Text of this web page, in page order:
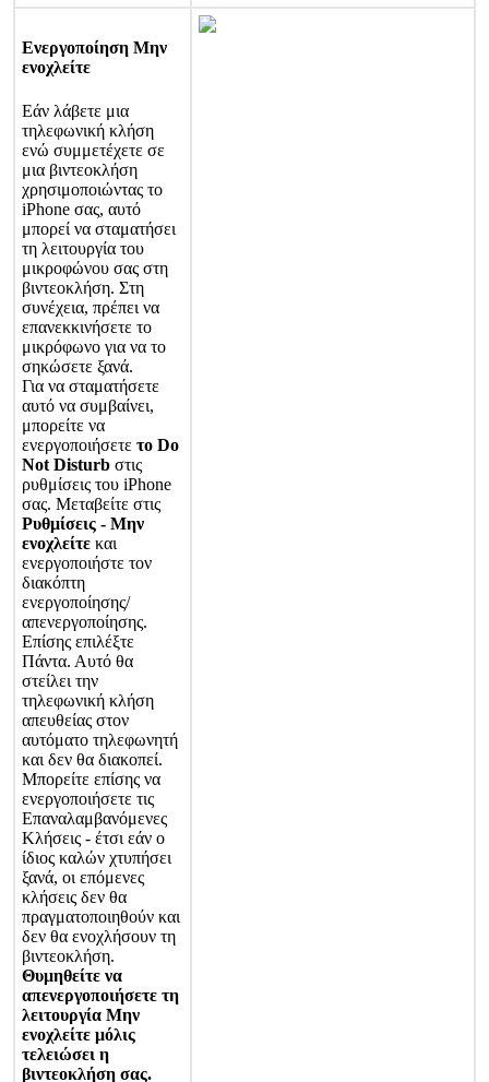
Ενεργοποίηση Μην
ενοχλείτε
Εάν λάβετε μια
τηλεφωνική κλήση
ενώ συμμετέχετε σε
μια βιντεοκλήση
χρησιμοποιώντας το
iPhone σας, αυτό
μπορεί να σταματήσει
τη λειτουργία του
μικροφώνου σας στη
βιντεοκλήση. Στη
συνέχεια, πρέπει να
επανεκκινήσετε το
μικρόφωνο για να το
σηκώσετε ξανά.
Για να σταματήσετε
αυτό να συμβαίνει,
μπορείτε να
ενεργοποιήσετε το Do
Not Disturb στις
ρυθμίσεις του iPhone
σας. Μεταβείτε στις
Ρυθμίσεις - Μην
ενοχλείτε και
ενεργοποιήστε τον
διακόπτη
ενεργοποίησης/
απενεργοποίησης.
Επίσης επιλέξτε
Πάντα. Αυτό θα
στείλει την
τηλεφωνική κλήση
απευθείας στον
αυτόματο τηλεφωνητή
και δεν θα διακοπεί.
Μπορείτε επίσης να
ενεργοποιήσετε τις
Επαναλαμβανόμενες
Κλήσεις - έτσι εάν ο
ίδιος καλών χτυπήσει
ξανά, οι επόμενες
κλήσεις δεν θα
πραγματοποιηθούν και
δεν θα ενοχλήσουν τη
βιντεοκλήση.
Θυμηθείτε να
απενεργοποιήσετε τη
λειτουργία Μην
ενοχλείτε μόλις
τελειώσει η
βιντεοκλήση σας.